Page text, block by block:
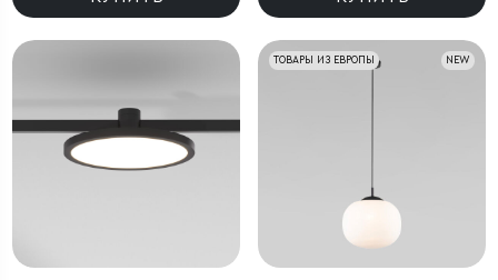
NEW
ТОВАРЫ ИЗ ЕВРОПЫ